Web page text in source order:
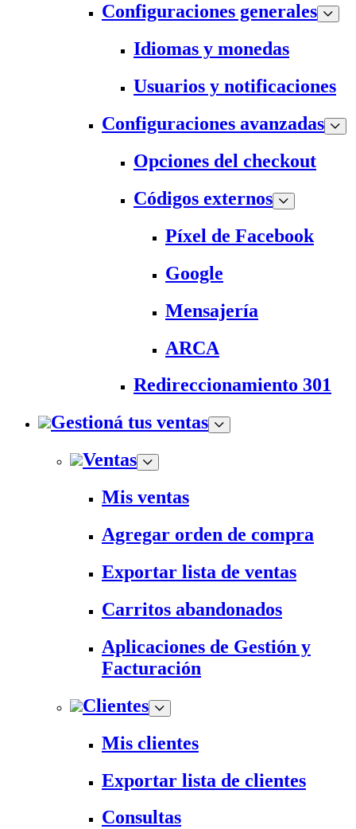
Configuraciones generales
Idiomas y monedas
Usuarios y notificaciones
Configuraciones avanzadas
Opciones del checkout
Códigos externos
Píxel de Facebook
Google
Mensajería
ARCA
Redireccionamiento 301
Gestioná tus ventas
Ventas
Mis ventas
Agregar orden de compra
Exportar lista de ventas
Carritos abandonados
Aplicaciones de Gestión y
Facturación
Clientes
Mis clientes
Exportar lista de clientes
Consultas